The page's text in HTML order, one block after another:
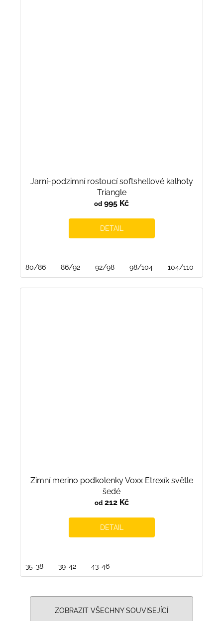
Jarní-podzimní rostoucí softshellové kalhoty
Triangle
od 995 Kč
DETAIL
80/86 86/92 92/98 98/104 104/110
Zimní merino podkolenky Voxx Etrexík světle
šedé
od212 Kč
DETAIL
35-38 39-42 43-46
ZOBRAZIT VŠECHNY SOUVISEJÍCÍ